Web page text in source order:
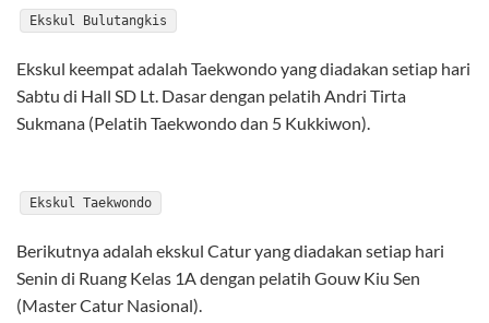
Ekskul Bulutangkis
Ekskul keempat adalah Taekwondo yang diadakan setiap hari
Sabtu di Hall SD Lt. Dasar dengan pelatih Andri Tirta
Sukmana (Pelatih Taekwondo dan 5 Kukkiwon).
Ekskul Taekwondo
Berikutnya adalah ekskul Catur yang diadakan setiap hari
Senin di Ruang Kelas 1A dengan pelatih Gouw Kiu Sen
(Master Catur Nasional).